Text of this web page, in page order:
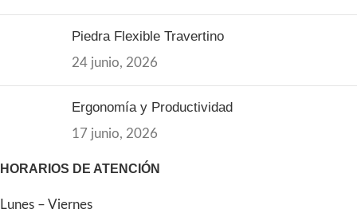
Piedra Flexible Travertino
24 junio, 2026
Ergonomía y Productividad
17 junio, 2026
HORARIOS DE ATENCIÓN
Lunes – Viernes